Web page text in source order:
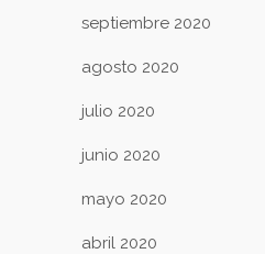
septiembre 2020
agosto 2020
julio 2020
junio 2020
mayo 2020
abril 2020